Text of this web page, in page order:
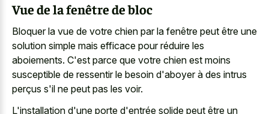
Vue de la fenêtre de bloc
Bloquer la vue de votre chien par la fenêtre peut être une
solution simple mais efficace pour réduire les
aboiements. C'est parce que votre chien est moins
susceptible de ressentir le besoin d'aboyer à des intrus
perçus s'il ne peut pas les voir.
L'installation d'une porte d'entrée solide peut être un